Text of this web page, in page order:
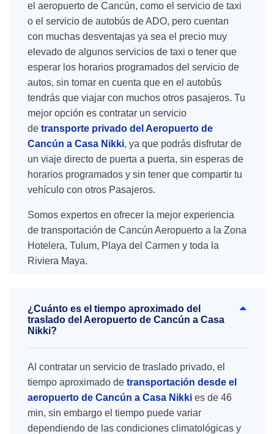
el aeropuerto de Cancún, como el servicio de taxi
o el servicio de autobús de ADO, pero cuentan
con muchas desventajas ya sea el precio muy
elevado de algunos servicios de taxi o tener que
esperar los horarios programados del servicio de
autos, sin tomar en cuenta que en el autobús
tendrás que viajar con muchos otros pasajeros. Tu
mejor opción es contratar un servicio
de transporte privado del Aeropuerto de
Cancún a Casa Nikki, ya que podrás disfrutar de
un viaje directo de puerta a puerta, sin esperas de
horarios programados y sin tener que compartir tu
vehículo con otros Pasajeros.
Somos expertos en ofrecer la mejor experiencia
de transportación de Cancún Aeropuerto a la Zona
Hotelera, Tulum, Playa del Carmen y toda la
Riviera Maya.
¿Cuánto es el tiempo aproximado del
traslado del Aeropuerto de Cancún a Casa
Nikki?
Al contratar un servicio de traslado privado, el
tiempo aproximado de transportación desde el
aeropuerto de Cancún a Casa Nikki es de 46
min, sin embargo el tiempo puede variar
dependiendo de las condiciones climatológicas y